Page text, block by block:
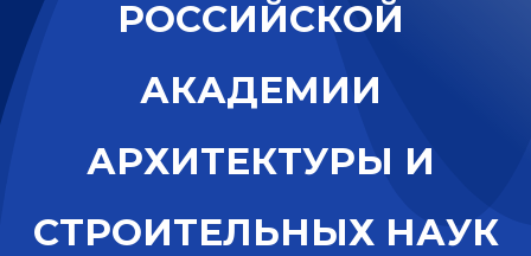
РОССИЙСКОЙ
АКАДЕМИИ
АРХИТЕКТУРЫ И
СТРОИТЕЛЬНЫХ НАУК